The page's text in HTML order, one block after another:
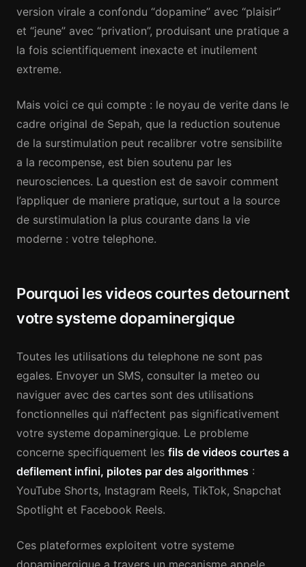
version virale a confondu “dopamine” avec “plaisir”
et “jeune” avec “privation”, produisant une pratique a
la fois scientifiquement inexacte et inutilement
extreme.
Mais voici ce qui compte : le noyau de verite dans le
cadre original de Sepah, que la reduction soutenue
de la surstimulation peut recalibrer votre sensibilite
a la recompense, est bien soutenu par les
neurosciences. La question est de savoir comment
l’appliquer de maniere pratique, surtout a la source
de surstimulation la plus courante dans la vie
moderne : votre telephone.
Pourquoi les videos courtes detournent
votre systeme dopaminergique
Toutes les utilisations du telephone ne sont pas
egales. Envoyer un SMS, consulter la meteo ou
naviguer avec des cartes sont des utilisations
fonctionnelles qui n’affectent pas significativement
votre systeme dopaminergique. Le probleme
concerne specifiquement les fils de videos courtes a
defilement infini, pilotes par des algorithmes :
YouTube Shorts, Instagram Reels, TikTok, Snapchat
Spotlight et Facebook Reels.
Ces plateformes exploitent votre systeme
dopaminergique a travers un mecanisme appele